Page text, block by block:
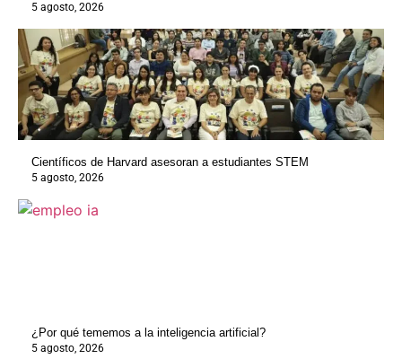
5 agosto, 2026
Científicos de Harvard asesoran a estudiantes STEM
5 agosto, 2026
¿Por qué tememos a la inteligencia artificial?
5 agosto, 2026